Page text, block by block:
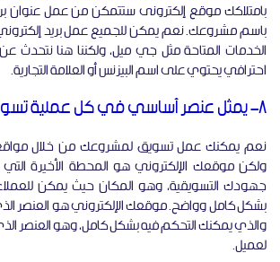
بامتلاكك موقع إلكترونى ستتمكن من عمل عنوان
باسم مشروعك. نعم يمكن للجميع عمل بريد
الخدمات المتاحة مثل جي ميل، ولكننا هنا نتحدث
احترافي يحتوي على اسم البيزنس أو العلامة التجارية.
8- يمثل عنصر أساسي في كل عملية تسويقية
نعم يمكنك عمل تسويق لمشروعك من خلال مواقع
ولكن موقعك الإلكتروني هو المحطة الأخيرة
جهودك التسويقية، وهو المكان حيث يمكن
بشكل كامل وواضح. موقعك الإلكتروني هو العنصر
والذي يمكنك التحكم فيه بشكل كامل، وهو العنصر الذي
لعميل.